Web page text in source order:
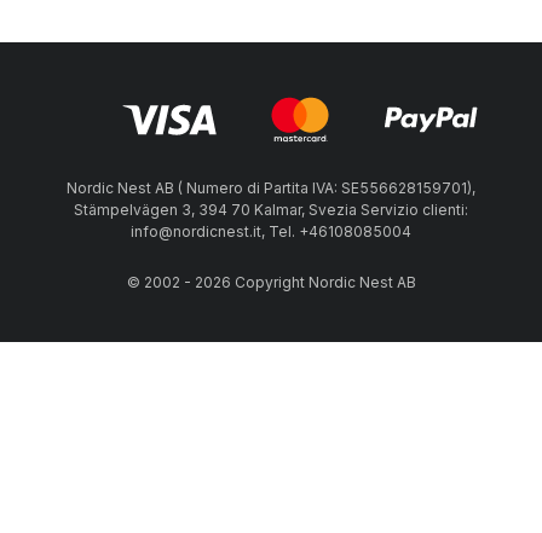
Nordic Nest AB ( Numero di Partita IVA: SE556628159701),
Stämpelvägen 3, 394 70 Kalmar, Svezia Servizio clienti:
info@nordicnest.it, Tel. +46108085004
© 2002 - 2026 Copyright Nordic Nest AB